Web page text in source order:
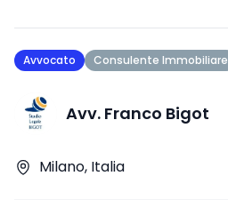
Avvocato Consulente Immobiliare
Avv. Franco Bigot
Milano, Italia